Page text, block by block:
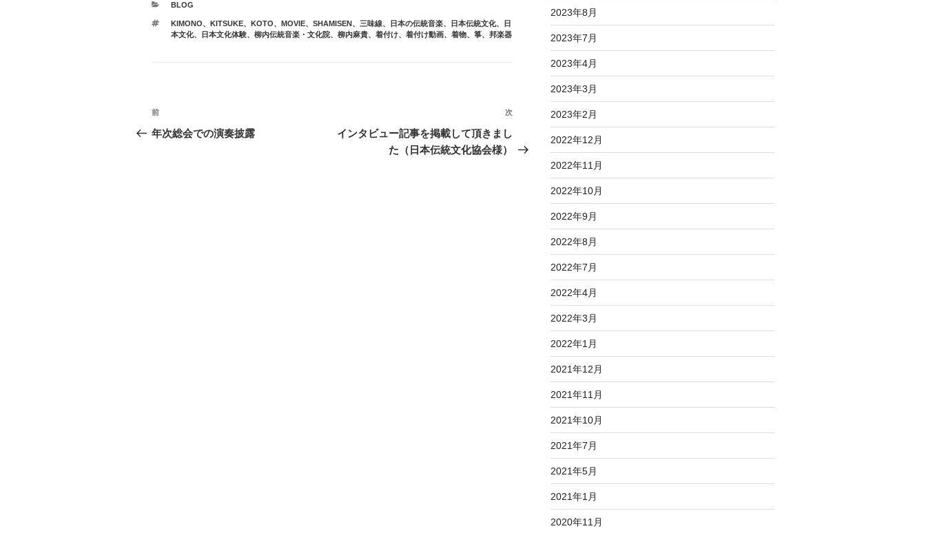
BLOG
KIMONO、 KITSUKE、 KOTO、 MOVIE、 SHAMISEN 、 三味線、 日本の伝統音楽、 日本伝統文化、
日
本文化、 日本文化体験、 柳内伝統音楽・文化院、 柳内麻貴、 着付け、 着付け動画、 着物、 箏、 邦楽器
前
年次総会での演奏披露
次
インタビュー記事を掲載して頂きまし
た（日本伝統文化協会様）
2023年8月
2023年7月
2023年4月
2023年3月
2023年2月
2022年12月
2022年11月
2022年10月
2022年9月
2022年8月
2022年7月
2022年4月
2022年3月
2022年1月
2021年12月
2021年11月
2021年10月
2021年7月
2021年5月
2021年1月
2020年11月